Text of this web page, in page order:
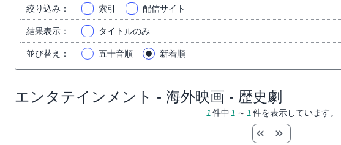
絞り込み ： 索引 配信サイト
結果表示 ： タイトルのみ
並び替え ： 五十音順 新着順
エンタテインメント - 海外映画 - 歴史劇
1 件中 1 ～ 1 件を表示しています。